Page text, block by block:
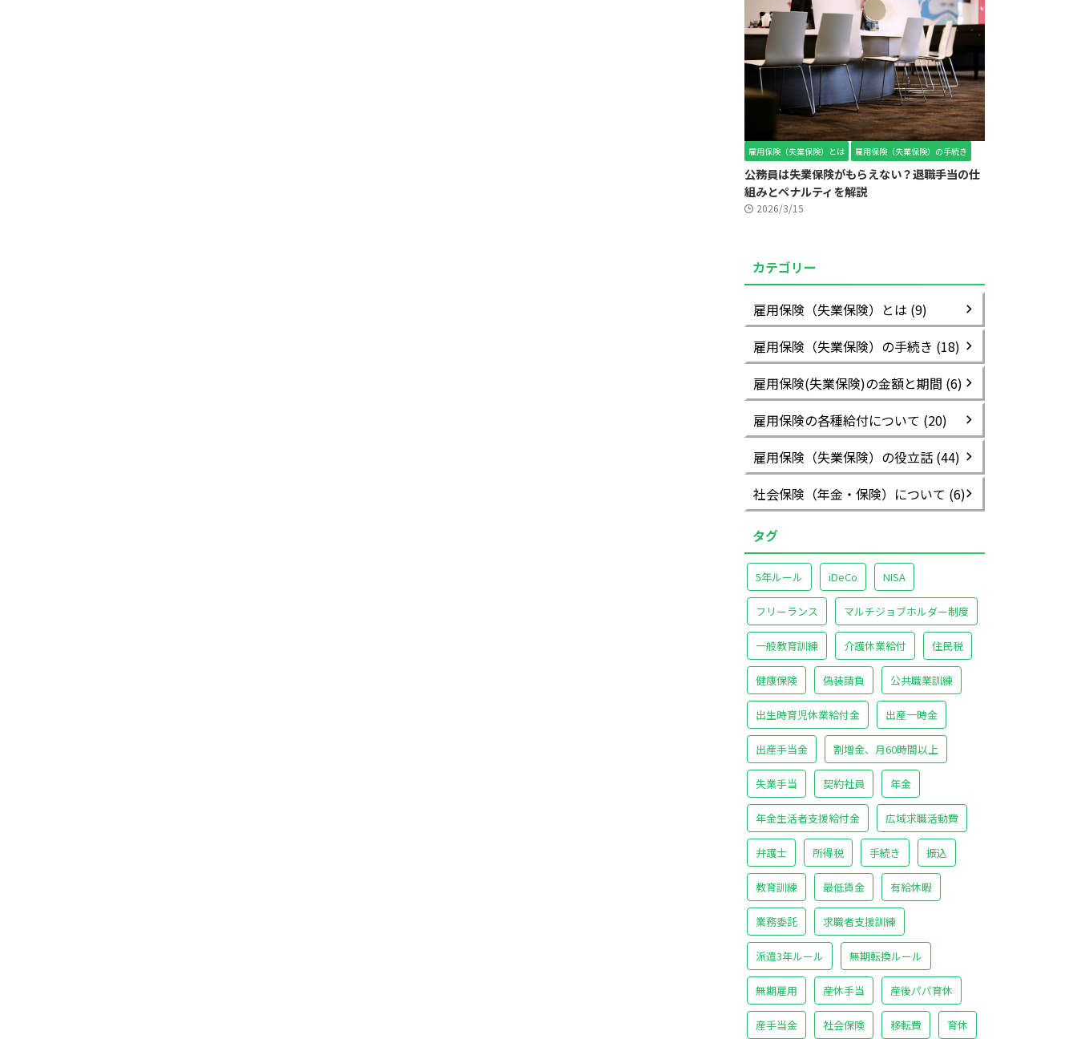
雇用保険（失業保険）とは 雇用保険（失業保険）の手続き
公務員は失業保険がもらえない？退職手当の仕
組みとペナルティを解説
2026/3/15
カテゴリー
雇用保険（失業保険）とは (9)
雇用保険（失業保険）の手続き (18)
雇用保険(失業保険)の金額と期間 (6)
雇用保険の各種給付について (20)
雇用保険（失業保険）の役立話 (44)
社会保険（年金・保険）について (6)
タグ
5年ルール iDeCo NISA
フリーランス マルチジョブホルダー制度
一般教育訓練 介護休業給付 住民税
健康保険 偽装請負 公共職業訓練
出生時育児休業給付金 出産一時金
出産手当金 割増金、月60時間以上
失業手当 契約社員 年金
年金生活者支援給付金 広域求職活動費
弁護士 所得税 手続き 振込
教育訓練 最低賃金 有給休暇
業務委託 求職者支援訓練
派遣3年ルール 無期転換ルール
無期雇用 産休手当 産後パパ育休
産手当金 社会保険 移転費 育休